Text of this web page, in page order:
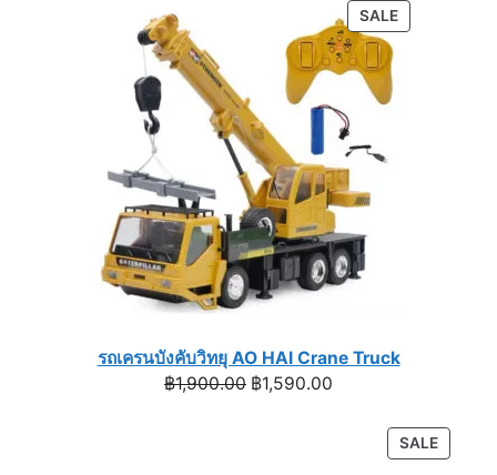
฿1,590.00.฿990.00.
SALEPRODUCT
ON
รถเครนบังคับวิทยุ AO HAI Crane Truck
฿1,900.00 Original
฿1,590.00
฿1,590.00.
SALE
ON